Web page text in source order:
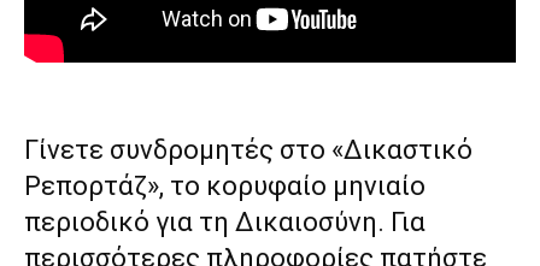
Γίνετε συνδρομητές στο «Δικαστικό
Ρεπορτάζ», το κορυφαίο μηνιαίο
περιοδικό για τη Δικαιοσύνη. Για
περισσότερες πληροφορίες πατήστε